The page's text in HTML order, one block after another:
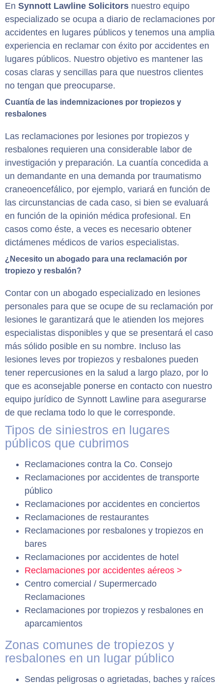
En Synnott Lawline Solicitors nuestro equipo
especializado se ocupa a diario de reclamaciones por
accidentes en lugares públicos y tenemos una amplia
experiencia en reclamar con éxito por accidentes en
lugares públicos. Nuestro objetivo es mantener las
cosas claras y sencillas para que nuestros clientes
no tengan que preocuparse.
Cuantía de las indemnizaciones por tropiezos y
resbalones
Las reclamaciones por lesiones por tropiezos y
resbalones requieren una considerable labor de
investigación y preparación. La cuantía concedida a
un demandante en una demanda por traumatismo
craneoencefálico, por ejemplo, variará en función de
las circunstancias de cada caso, si bien se evaluará
en función de la opinión médica profesional. En
casos como éste, a veces es necesario obtener
dictámenes médicos de varios especialistas.
¿Necesito un abogado para una reclamación por
tropiezo y resbalón?
Contar con un abogado especializado en lesiones
personales para que se ocupe de su reclamación por
lesiones le garantizará que le atienden los mejores
especialistas disponibles y que se presentará el caso
más sólido posible en su nombre. Incluso las
lesiones leves por tropiezos y resbalones pueden
tener repercusiones en la salud a largo plazo, por lo
que es aconsejable ponerse en contacto con nuestro
equipo jurídico de Synnott Lawline para asegurarse
de que reclama todo lo que le corresponde.
Tipos de siniestros en lugares
públicos que cubrimos
Reclamaciones contra la Co. Consejo
Reclamaciones por accidentes de transporte
público
Reclamaciones por accidentes en conciertos
Reclamaciones de restaurantes
Reclamaciones por resbalones y tropiezos en
bares
Reclamaciones por accidentes de hotel
Reclamaciones por accidentes aéreos >
Centro comercial / Supermercado
Reclamaciones
Reclamaciones por tropiezos y resbalones en
aparcamientos
Zonas comunes de tropiezos y
resbalones en un lugar público
Sendas peligrosas o agrietadas, baches y raíces